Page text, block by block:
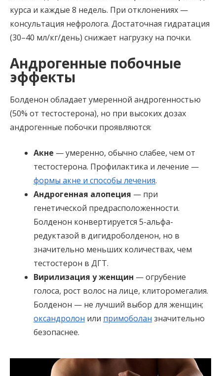
курса и каждые 8 недель. При отклонениях —
консультация нефролога. Достаточная гидратация
(30–40 мл/кг/день) снижает нагрузку на почки.
Андрогенные побочные
эффекты
Болденон обладает умеренной андрогенностью
(50% от тестостерона), но при высоких дозах
андрогенные побочки проявляются:
Акне — умеренно, обычно слабее, чем от
тестостерона. Профилактика и лечение —
формы акне и способы лечения.
Андрогенная алопеция — при
генетической предрасположенности.
Болденон конвертируется 5-альфа-
редуктазой в дигидроболденон, но в
значительно меньших количествах, чем
тестостерон в ДГТ.
Вирилизация у женщин — огрубение
голоса, рост волос на лице, клиторомегалия.
Болденон — не лучший выбор для женщин;
оксандролон или примоболан значительно
безопаснее.